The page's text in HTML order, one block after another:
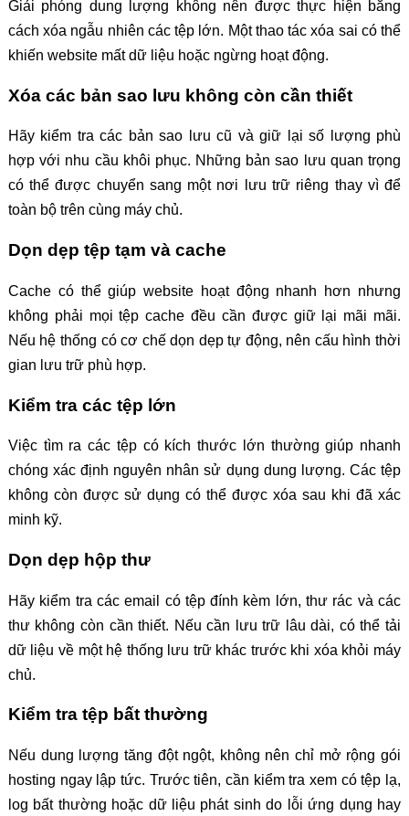
Giải phóng dung lượng không nên được thực hiện bằng
cách xóa ngẫu nhiên các tệp lớn. Một thao tác xóa sai có thể
khiến website mất dữ liệu hoặc ngừng hoạt động.
Xóa các bản sao lưu không còn cần thiết
Hãy kiểm tra các bản sao lưu cũ và giữ lại số lượng phù
hợp với nhu cầu khôi phục. Những bản sao lưu quan trọng
có thể được chuyển sang một nơi lưu trữ riêng thay vì để
toàn bộ trên cùng máy chủ.
Dọn dẹp tệp tạm và cache
Cache có thể giúp website hoạt động nhanh hơn nhưng
không phải mọi tệp cache đều cần được giữ lại mãi mãi.
Nếu hệ thống có cơ chế dọn dẹp tự động, nên cấu hình thời
gian lưu trữ phù hợp.
Kiểm tra các tệp lớn
Việc tìm ra các tệp có kích thước lớn thường giúp nhanh
chóng xác định nguyên nhân sử dụng dung lượng. Các tệp
không còn được sử dụng có thể được xóa sau khi đã xác
minh kỹ.
Dọn dẹp hộp thư
Hãy kiểm tra các email có tệp đính kèm lớn, thư rác và các
thư không còn cần thiết. Nếu cần lưu trữ lâu dài, có thể tải
dữ liệu về một hệ thống lưu trữ khác trước khi xóa khỏi máy
chủ.
Kiểm tra tệp bất thường
Nếu dung lượng tăng đột ngột, không nên chỉ mở rộng gói
hosting ngay lập tức. Trước tiên, cần kiểm tra xem có tệp lạ,
log bất thường hoặc dữ liệu phát sinh do lỗi ứng dụng hay